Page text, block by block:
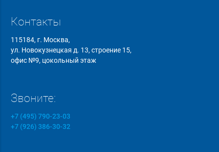
Контакты
115184, г. Москва,
ул. Новокузнецкая д. 13, строение 15,
офис №9, цокольный этаж
Звоните:
+7 (495) 790-23-03
+7 (926) 386-30-32